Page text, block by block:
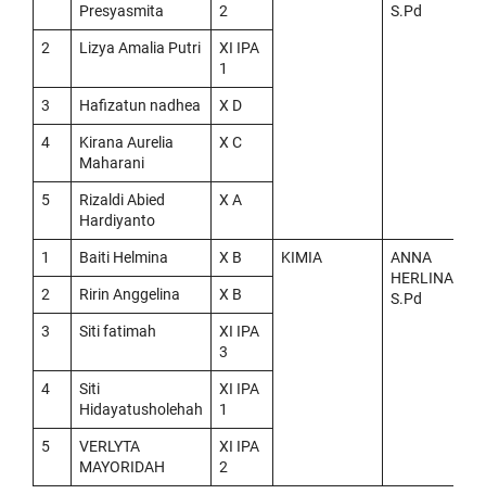
Presyasmita
2
S.Pd
2 Lizya Amalia Putri
XI IPA
1
3 Hafizatun nadhea X D
4
Kirana Aurelia
Maharani
X C
5
Rizaldi Abied
Hardiyanto
X A
1 Baiti Helmina X B KIMIA
ANNA
HERLINA,
S.Pd
2 Ririn Anggelina X B
3 Siti fatimah
XI IPA
3
4
Siti
Hidayatusholehah
XI IPA
1
5
VERLYTA
MAYORIDAH
XI IPA
2